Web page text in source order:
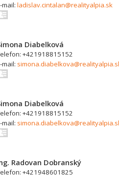
mail:ladislav.cintalan@realityalpia.sk
Diabelková
+421918815152
mail:
Diabelková
+421918815152
mail:
Radovan Dobranský
+421948601825